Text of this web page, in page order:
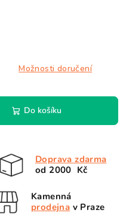
Možnosti doručení
Do košíku
Doprava zdarma
od 2000 Kč
Kamenná
prodejna v Praze